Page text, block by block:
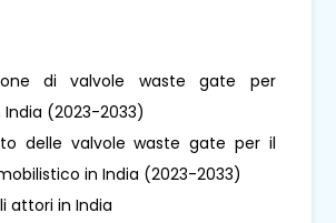
di valvole waste gate per
(2023-2033)
delle valvole waste gate per il
in India (2023-2033)
attori in India